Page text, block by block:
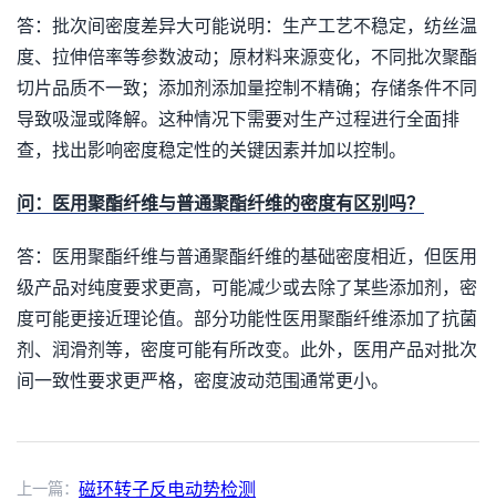
答：批次间密度差异大可能说明：生产工艺不稳定，纺丝温
度、拉伸倍率等参数波动；原材料来源变化，不同批次聚酯
切片品质不一致；添加剂添加量控制不精确；存储条件不同
导致吸湿或降解。这种情况下需要对生产过程进行全面排
查，找出影响密度稳定性的关键因素并加以控制。
问：医用聚酯纤维与普通聚酯纤维的密度有区别吗？
答：医用聚酯纤维与普通聚酯纤维的基础密度相近，但医用
级产品对纯度要求更高，可能减少或去除了某些添加剂，密
度可能更接近理论值。部分功能性医用聚酯纤维添加了抗菌
剂、润滑剂等，密度可能有所改变。此外，医用产品对批次
间一致性要求更严格，密度波动范围通常更小。
上一篇： 磁环转子反电动势检测